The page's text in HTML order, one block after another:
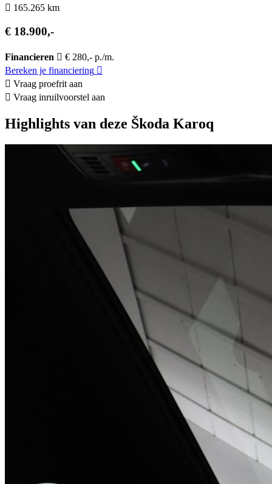
165.265 km
€ 18.900,-
Financieren
€ 280,- p./m.
Bereken je financiering
Vraag proefrit aan
Vraag inruilvoorstel aan
Highlights van deze Škoda Karoq